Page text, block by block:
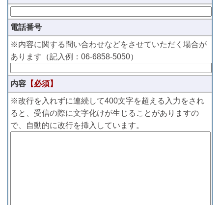
電話番号
※内容に関する問い合わせなどをさせていただく場合が
あります（記入例：06-6858-5050）
内容 【必須】
※改行を入れずに連続して400文字を超える入力をされ
ると、受信の際に文字化けが生じることがありますの
で、自動的に改行を挿入しています。